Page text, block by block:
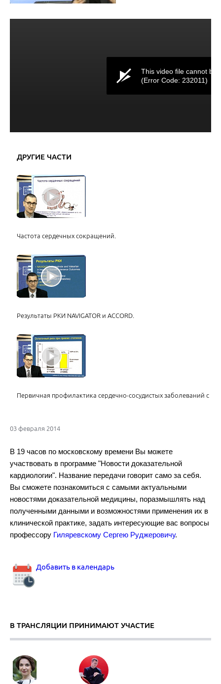
This video file cannot be
(Error Code: 232011)
ДРУГИЕ ЧАСТИ
Частота сердечных сокращений.
Результаты РКИ NAVIGATOR и ACCORD.
Первичная профилактика сердечно-сосудистых заболеваний с
Рекомендации по диагностике и лечению тромбоэмболии
03 февраля 2014
В 19 часов по московскому времени Вы можете
участвовать в программе "Новости доказательной
кардиологии". Название передачи говорит само за себя.
Вы сможете познакомиться с самыми актуальными
новостями доказательной медицины, поразмышлять над
полученными данными и возможностями применения их в
клинической практике, задать интересующие вас вопросы
профессору Гиляревскому Сергею Руджеровичу.
Добавить в календарь
В ТРАНСЛЯЦИИ ПРИНИМАЮТ УЧАСТИЕ